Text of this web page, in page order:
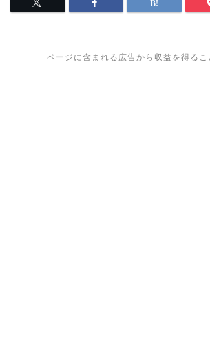
ページに含まれる広告から収益を得るこ